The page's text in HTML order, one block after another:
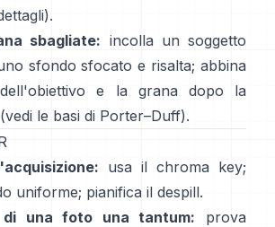
).
sbagliate: incolla un soggetto
sfondo sfocato e risalta; abbina
e la grana dopo la
le basi di Porter–Duff).
usa il chroma key;
uniforme; pianifica il despill.
una foto una tantum: prova